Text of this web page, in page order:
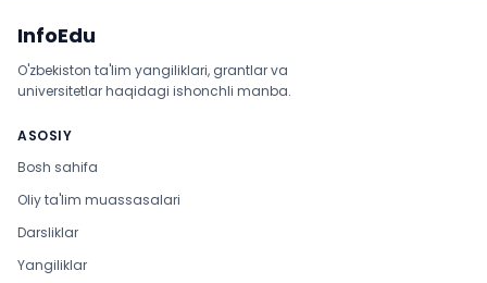
InfoEdu
O'zbekiston ta'lim yangiliklari, grantlar va
universitetlar haqidagi ishonchli manba.
ASOSIY
Bosh sahifa
Oliy ta'lim muassasalari
Darsliklar
Yangiliklar